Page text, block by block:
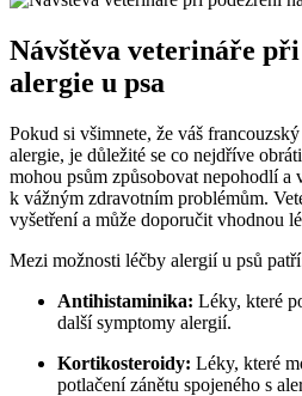
Návštěva veterináře
alergie u psa
Pokud si všimnete, že váš
alergie, je důležité se co nejdříve
mohou psům způsobovat nepohodlí a
k vážným zdravotním problémům.
vyšetření a může doporučit vhodnou
Mezi možnosti léčby alergií u psů
Antihistaminika: Léky, které
další symptomy alergií.
Kortikosteroidy: Léky, které
potlačení zánětu spojeného s